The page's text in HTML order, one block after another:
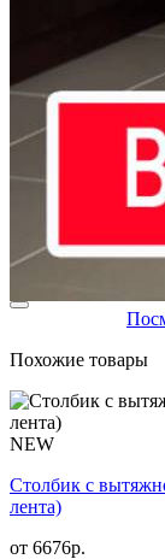
Похожие товары
NEW
Столбик с
лента)
от 6676р.